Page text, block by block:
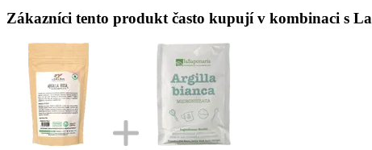
Zákazníci tento produkt často kupují v kombinaci s